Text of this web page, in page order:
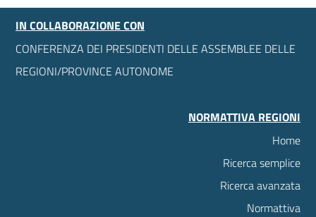
IN COLLABORAZIONE CON
CONFERENZA DEI PRESIDENTI DELLE ASSEMBLEE DELLE
REGIONI/PROVINCE AUTONOME
NORMATTIVA REGIONI
Home
Ricerca semplice
Ricerca avanzata
Normattiva